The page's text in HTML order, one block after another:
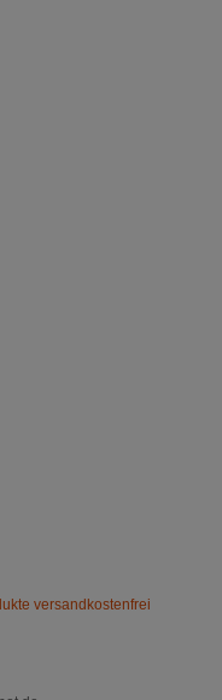
versandkostenfrei